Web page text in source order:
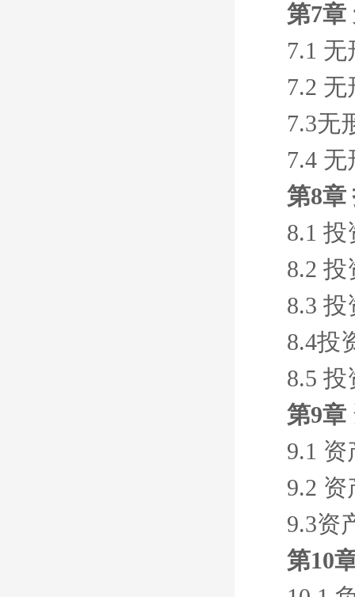
第7章
7.1
7.2
7.3无
7.4
第8章
8.1
8.2
8.3
8.4投
8.5
第9章
9.1
9.2
9.3资
第10